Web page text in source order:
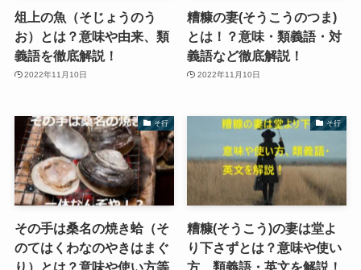
俎上の魚（そじょうのう
お）とは？意味や由来、類
義語を徹底解説！
2022年11月10日
糟糠の妻(そうこうのつま)
とは！？意味・類義語・対
義語など徹底解説！
2022年11月10日
そ行
その手は桑名の焼き蛤（そ
のてはくわなのやきはまぐ
り）とは？意味や使い方等
そ行
糟糠(そうこう)の妻は堂よ
り下さずとは？意味や使い
方、類義語・英文を解説！